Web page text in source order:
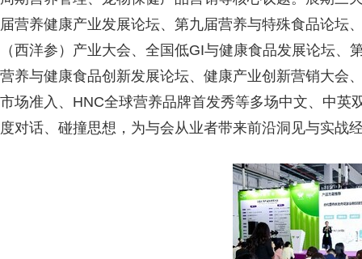
届营养健康产业发展论坛、第九届营养与特殊食品论坛
（西洋参）产业大会、全国低GI与健康食品发展论坛
营养与健康食品创新发展论坛、健康产业创新营销大会
市场准入、HNC全球营养品牌首发秀等多场中文、中英
度对话、碰撞思想，为与会从业者带来前沿洞见与实战